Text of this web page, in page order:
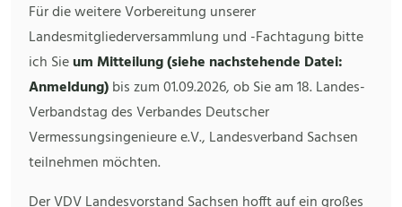
Für die weitere Vorbereitung unserer
Landesmitgliederversammlung und -Fachtagung bitte
ich Sieum Mitteilung (siehe nachstehende Datei:
Anmeldung)bis zum 01.09.2026, ob Sie am 18. Landes-
Verbandstag des Verbandes Deutscher
Vermessungsingenieure e.V., Landesverband Sachsen
teilnehmen möchten.